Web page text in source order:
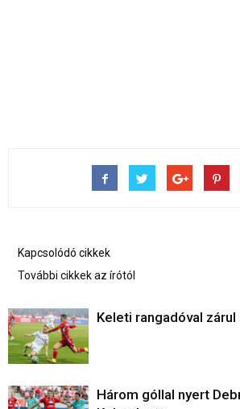
Kapcsolódó cikkek
További cikkek az írótól
Keleti rangadóval zárul
Három góllal nyert